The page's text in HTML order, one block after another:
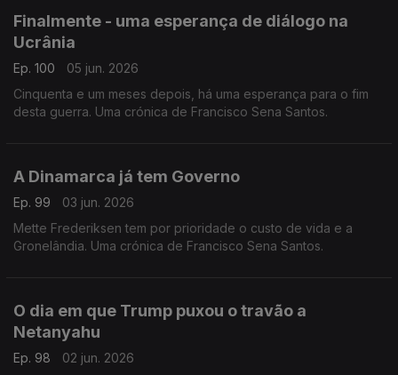
Finalmente - uma esperança de diálogo na
Ucrânia
Ep. 100
05 jun. 2026
Cinquenta e um meses depois, há uma esperança para o fim
desta guerra. Uma crónica de Francisco Sena Santos.
A Dinamarca já tem Governo
Ep. 99
03 jun. 2026
Mette Frederiksen tem por prioridade o custo de vida e a
Gronelândia. Uma crónica de Francisco Sena Santos.
O dia em que Trump puxou o travão a
Netanyahu
Ep. 98
02 jun. 2026